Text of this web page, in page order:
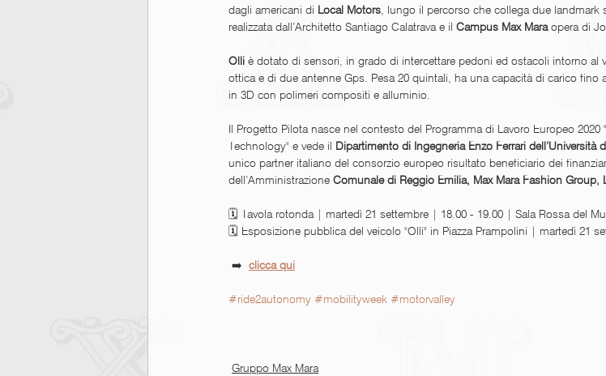
dagli americani di Local Motors , lungo il percorso che collega due landmark
realizzata dall’Architetto Santiago Calatrava e il Campus Max Mara opera di
Olli è dotato di sensori, in grado di intercettare pedoni ed ostacoli intorno al
ottica e di due antenne Gps. Pesa 20 quintali, ha una capacità di carico fino
in 3D con polimeri compositi e alluminio.
Il Progetto Pilota nasce nel contesto del Programma di Lavoro Europeo
Technology" e vede il Dipartimento di Ingegneria Enzo Ferrari
unico partner italiano del consorzio europeo risultato beneficiario dei
dell’Amministrazione Comunale di Reggio Emilia, Max Mara Fashion
🗓 Tavola rotonda | martedì 21 settembre | 18.00 - 19.00 | Sala Rossa del
🗓 Esposizione pubblica del veicolo "Olli" in Piazza Prampolini | martedì 21
➡️ clicca qui
#ride2autonomy #mobilityweek #motorvalley
Gruppo Max Mara